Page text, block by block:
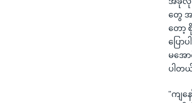
တွေ အ
တော့
ပြေ
မအေ
ပါတ
"ကျန